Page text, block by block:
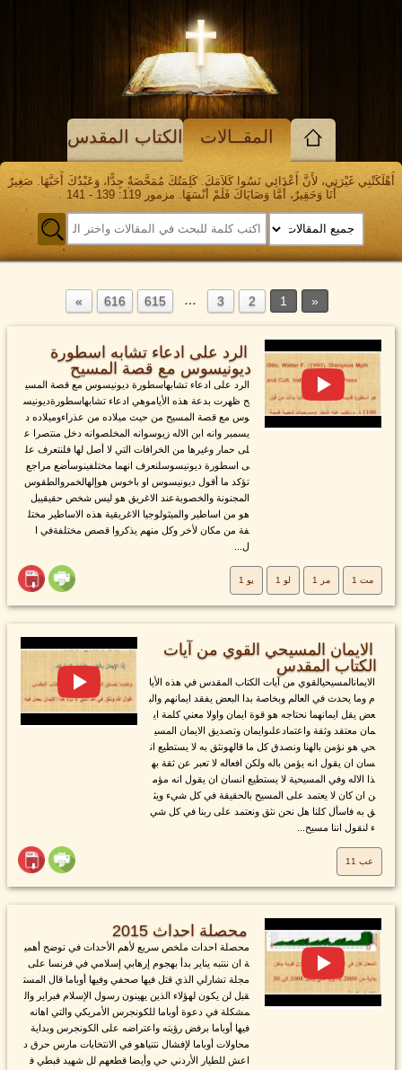
المقــالات الكتاب المقدس
أَهْلَكَتْنِي غَيْرَتِي، لأَنَّ أَعْدَائِي نَسُوا كَلاَمَكَ. كَلِمَتُكَ مُمَحَّصَةٌ جِدًّا، وَعَبْدُكَ أَحَبَّهَا. صَغِيرٌ
أَنَا وَحَقِيرٌ، أَمَّا وَصَايَاكَ فَلَمْ أَنْسَهَا. مزمور 119: 139 - 141
1
2
3
…
615
616
الرد على ادعاء تشابه اسطورة
ديونيسوس مع قصة المسيح
الرد على ادعاء تشابهاسطورة ديونيسوس مع قصة المسي
ح ظهرت بدعة هذه الأياموهي ادعاء تشابهاسطورةديونيس
وس مع قصة المسيح من حيث ميلاده من عذراءوميلاده د
يسمبر وانه ابن الاله زيوسوانه المخلصوانه دخل منتصرا ع
لى حمار وغيرها من الخرافات التي لا أصل لها فلنتعرف عل
ى اسطورة ديونيسوسلنعرف انهما مختلفينوسأضع مراجع
تؤكد ما أقول ديونيسوس او باخوس هوإلهالخمروالطقوس
المجنونة والخصوبةعند الاغريق هو ليس شخص حقيقيبل
هو من اساطير والميثولوجيا الاغريقية هذه الاساطير مختل
فة من مكان لأخر وكل منهم يذكروا قصص مختلفةفي ا
ل...
مت 1 مر 1 لو 1 يو 1
الايمان المسيحي القوي من آيات
الكتاب المقدس
الايمانالمسيحيالقوي من آيات الكتاب المقدس في هذه الأيا
م وما يحدث في العالم وبخاصة بدا البعض يفقد ايمانهم والب
عض يقل ايمانهما نحتاجه هو قوة ايمان واولا معني كلمة اي
مان معتقد وثقة واعتمادعلىوايمان وتصديق الايمان المسي
حي هو نؤمن بالهنا ونصدق كل ما قالهونثق به لا يستطيع ان
سان ان يقول انه يؤمن باله ولكن افعاله لا تعبر عن ثقة به
ذا الاله وفي المسيحية لا يستطيع انسان ان يقول انه مؤم
ن ان كان لا يعتمد على المسيح بالحقيقة في كل شيء ويث
ق به فاسأل كلنا هل نحن نثق ونعتمد على ربنا في كل شي
ء لنقول اننا مسيح...
عب 11
محصلة احداث 2015
محصلة احداث ملخص سريع لأهم الأحداث في توضح أهمي
ة ان ننتبه يناير بدأ بهجوم إرهابي إسلامي في فرنسا على
مجلة تشارلي الذي قتل فيها صحفي وفيها أوباما قال المست
قبل لن يكون لهؤلاء الذين يهينون رسول الإسلام فبراير وال
مشكلة في دعوة أوباما للكونجرس الأمريكي والتي اهانه
فيها أوباما برفض رؤيته واعتراضه على الكونجرس وبداية
محاولات أوباما لإفشال نتنياهو في الانتخابات مارس حرق د
اعش للطيار الأردني حي وأيضا قطعهم لل شهيد قبطي ف